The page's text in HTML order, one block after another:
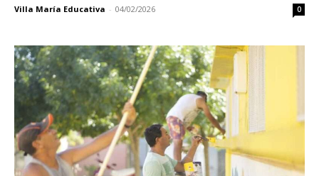
Villa María Educativa - 04/02/2026 0